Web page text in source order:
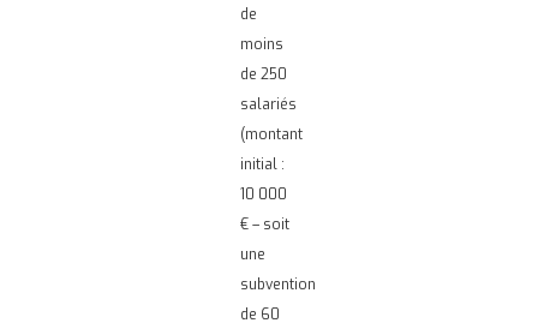
de
moins
de 250
salariés
(montant
initial :
10 000
€ – soit
une
subvention
de 60